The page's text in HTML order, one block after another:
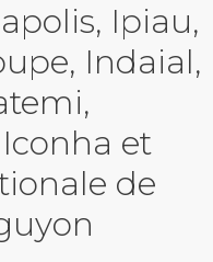
Ipiau,
Indaial,
et
de